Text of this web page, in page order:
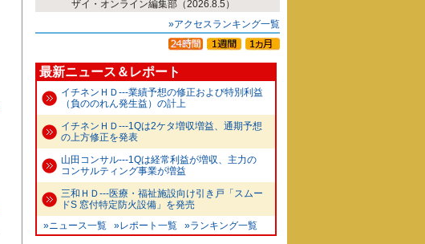
ザイ・オンライン編集部（2026.8.5）
»アクセスランキング一覧
最新ニュース＆レポート
イチネンＨＤ---業績予想の修正および特別利益
（負ののれん発生益）の計上
イチネンＨＤ---1Qは2ケタ増収増益、通期予想
の上方修正を発表
山田コンサル---1Qは経常利益が増収、主力の
コンサルティング事業が増益
三和ＨＤ---医療・福祉施設向け引き戸「スムー
ドS 窓付特定防火設備」を発売
»ニュース一覧
»レポート一覧 »ランキング一覧